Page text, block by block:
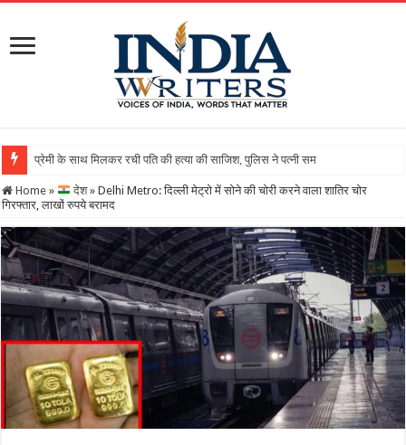
Home » देश » Delhi Metro: दिल्ली मेट्रो में सोने की चोरी करने वाला शातिर चोर
गिरफ्तार, लाखों रुपये बरामद